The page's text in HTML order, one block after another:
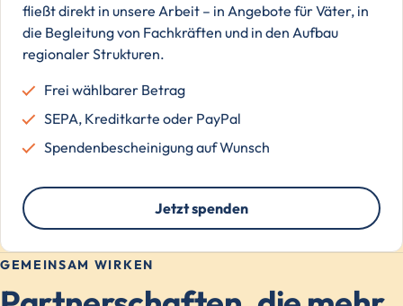
fließt direkt in unsere Arbeit – in Angebote für Väter, in
die Begleitung von Fachkräften und in den Aufbau
regionaler Strukturen.
Frei wählbarer Betrag
SEPA, Kreditkarte oder PayPal
Spendenbescheinigung auf Wunsch
Jetzt spenden
GEMEINSAM WIRKEN